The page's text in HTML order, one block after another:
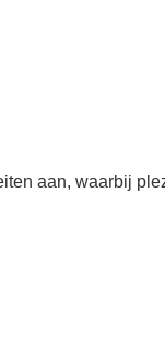
aan, waarbij